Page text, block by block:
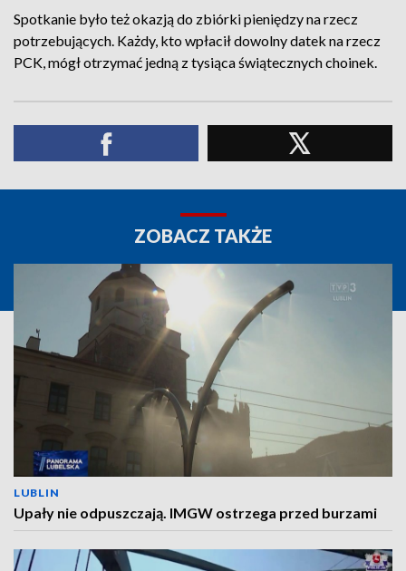
Spotkanie było też okazją do zbiórki pieniędzy na rzecz
potrzebujących. Każdy, kto wpłacił dowolny datek na rzecz
PCK, mógł otrzymać jedną z tysiąca świątecznych choinek.
ZOBACZ TAKŻE
LUBLIN
Upały nie odpuszczają. IMGW ostrzega przed burzami